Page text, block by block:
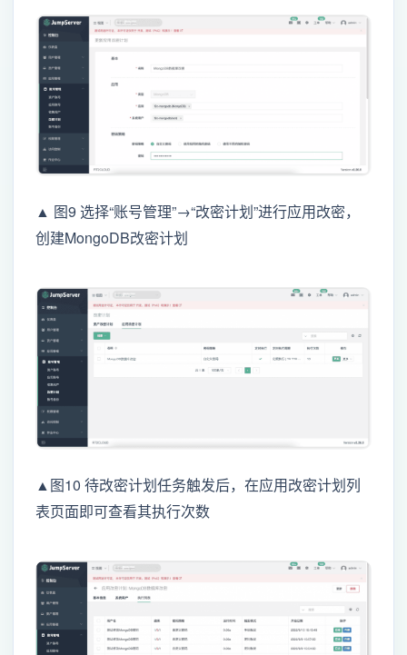
▲ 图9 选择“账号管理”→“改密计划”进行应用改密，
创建MongoDB改密计划
▲图10 待改密计划任务触发后，在应用改密计划列
表页面即可查看其执行次数